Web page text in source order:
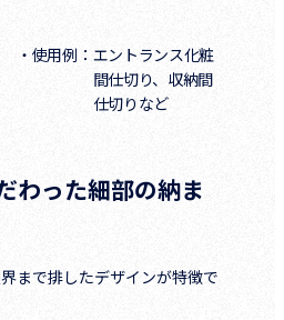
・使用例： エントランス化粧
間仕切り、収納間
仕切りなど
わった細部の納ま
まで排したデザインが特徴で